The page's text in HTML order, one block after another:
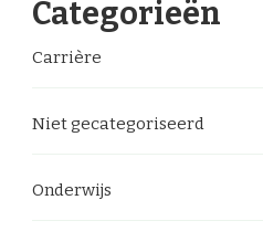
Categorieën
Carrière
Niet gecategoriseerd
Onderwijs